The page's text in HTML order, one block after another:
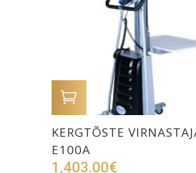
LISA OSTUKORVI
KERGTÕSTE
E100A
1,403.00€